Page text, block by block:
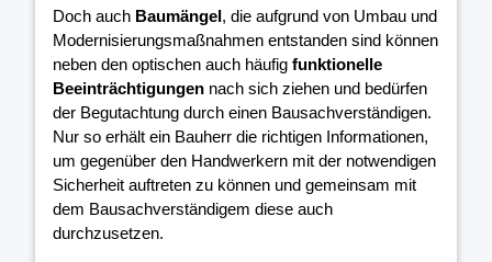
Doch auch Baumängel, die aufgrund von Umbau und
Modernisierungsmaßnahmen entstanden sind können
neben den optischen auch häufig funktionelle
Beeinträchtigungen nach sich ziehen und bedürfen
der Begutachtung durch einen Bausachverständigen.
Nur so erhält ein Bauherr die richtigen Informationen,
um gegenüber den Handwerkern mit der notwendigen
Sicherheit auftreten zu können und gemeinsam mit
dem Bausachverständigem diese auch
durchzusetzen.